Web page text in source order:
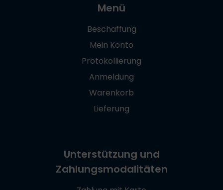
Menü
Beschaffung
Mein Konto
Protokollierung
Anmeldung
Warenkorb
Lieferung
Unterstützung und
Zahlungsmodalitäten